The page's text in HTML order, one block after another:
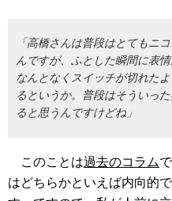
「高橋さんは普段はとてもニ
んですが、ふとした瞬間に表
なんとなくスイッチが切れた
るというか。普段はそういっ
ると思うんですけどね」
このことは過去のコラム
はどちらかといえば内向的